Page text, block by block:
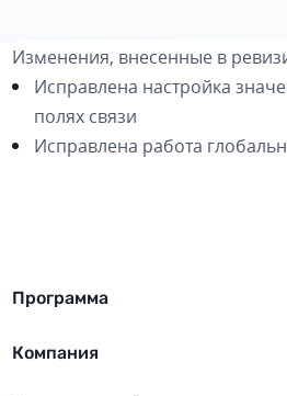
Изменения, внесенные в
Исправлена настройка
полях связи
Исправлена работа
Программа
Компания